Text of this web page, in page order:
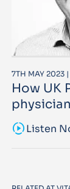
7TH MAY 2023
How UK
sound_samplerListen